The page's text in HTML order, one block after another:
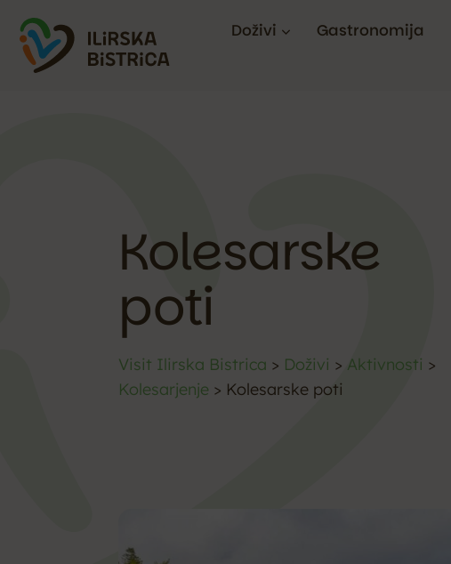
Doživi Gastronomija
Kolesarske
poti
Visit Ilirska Bistrica > Doživi > Aktivnosti >
Kolesarjenje > Kolesarske poti